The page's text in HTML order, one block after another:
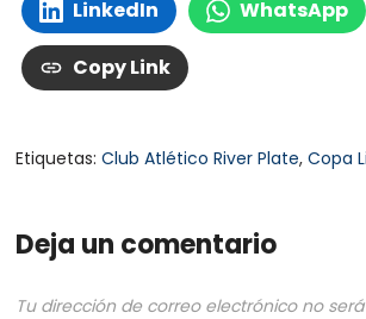
LinkedIn WhatsApp
Copy Link
Etiquetas:Club Atlético River Plate,Copa
Deja un comentario
Tu dirección de correo electrónico no